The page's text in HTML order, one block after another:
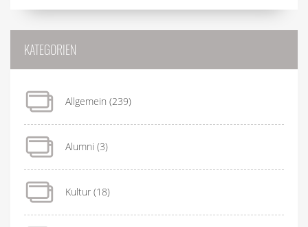
KATEGORIEN
Allgemein (239)
Alumni (3)
Kultur (18)